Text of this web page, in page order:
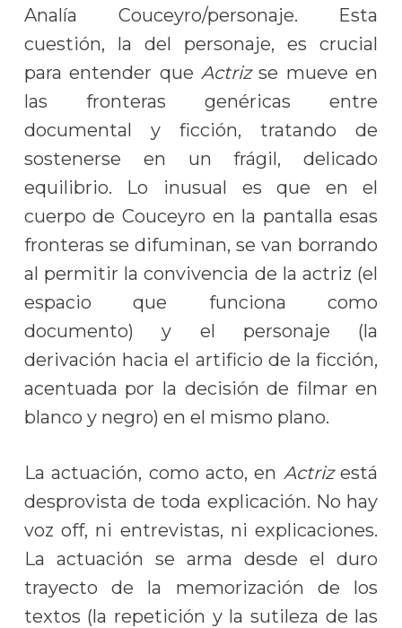
Analía Couceyro/personaje. Esta
cuestión, la del personaje, es crucial
para entender que Actrizse mueve en
las fronteras genéricas entre
documental y ficción, tratando de
sostenerse en un frágil, delicado
equilibrio. Lo inusual es que en el
cuerpo de Couceyro en la pantalla esas
fronteras se difuminan, se van borrando
al permitir la convivencia de la actriz (el
espacio que funciona como
documento) y el personaje (la
derivación hacia el artificio de la ficción,
acentuada por la decisión de filmar en
blanco y negro) en el mismo plano.
La actuación, como acto, en Actrizestá
desprovista de toda explicación. No hay
voz off, ni entrevistas, ni explicaciones.
La actuación se arma desde el duro
trayecto de la memorización de los
textos (la repetición y la sutileza de las